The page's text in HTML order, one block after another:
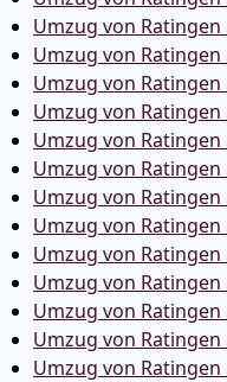
Umzug von
Umzug von
Umzug von
Umzug von Ratingen
Umzug von
Umzug von
Umzug von
Umzug von Ratingen
Umzug von
Umzug von
Umzug von
Umzug von
Umzug von